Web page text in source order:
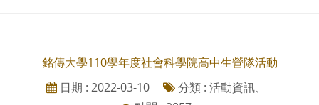
銘傳大學110學年度社會科學院高中生營隊活動
日期 : 2022-03-10
分類 : 活動資訊、